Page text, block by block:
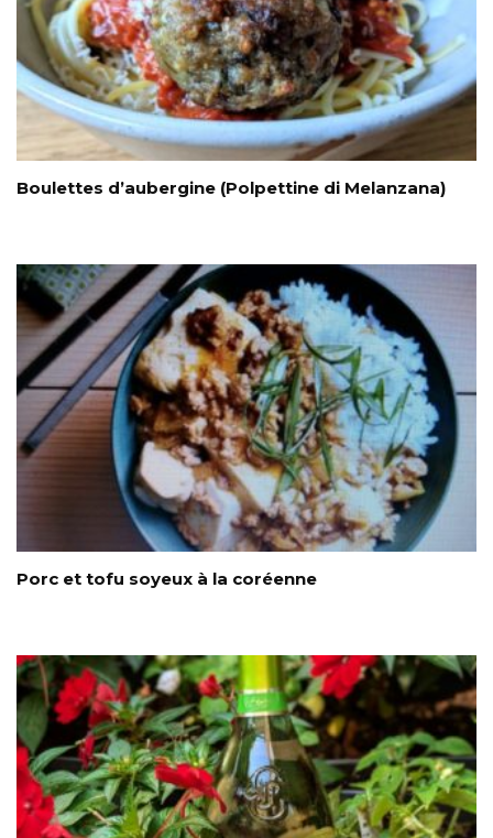
Boulettes d’aubergine (Polpettine di Melanzana)
Porc et tofu soyeux à la coréenne